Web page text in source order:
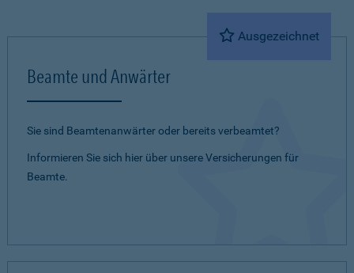
Ausgezeichnet
Beamte und Anwärter
Sie sind Beamtenanwärter oder bereits verbeamtet?
Informieren Sie sich hier über unsere Versicherungen für
Beamte.